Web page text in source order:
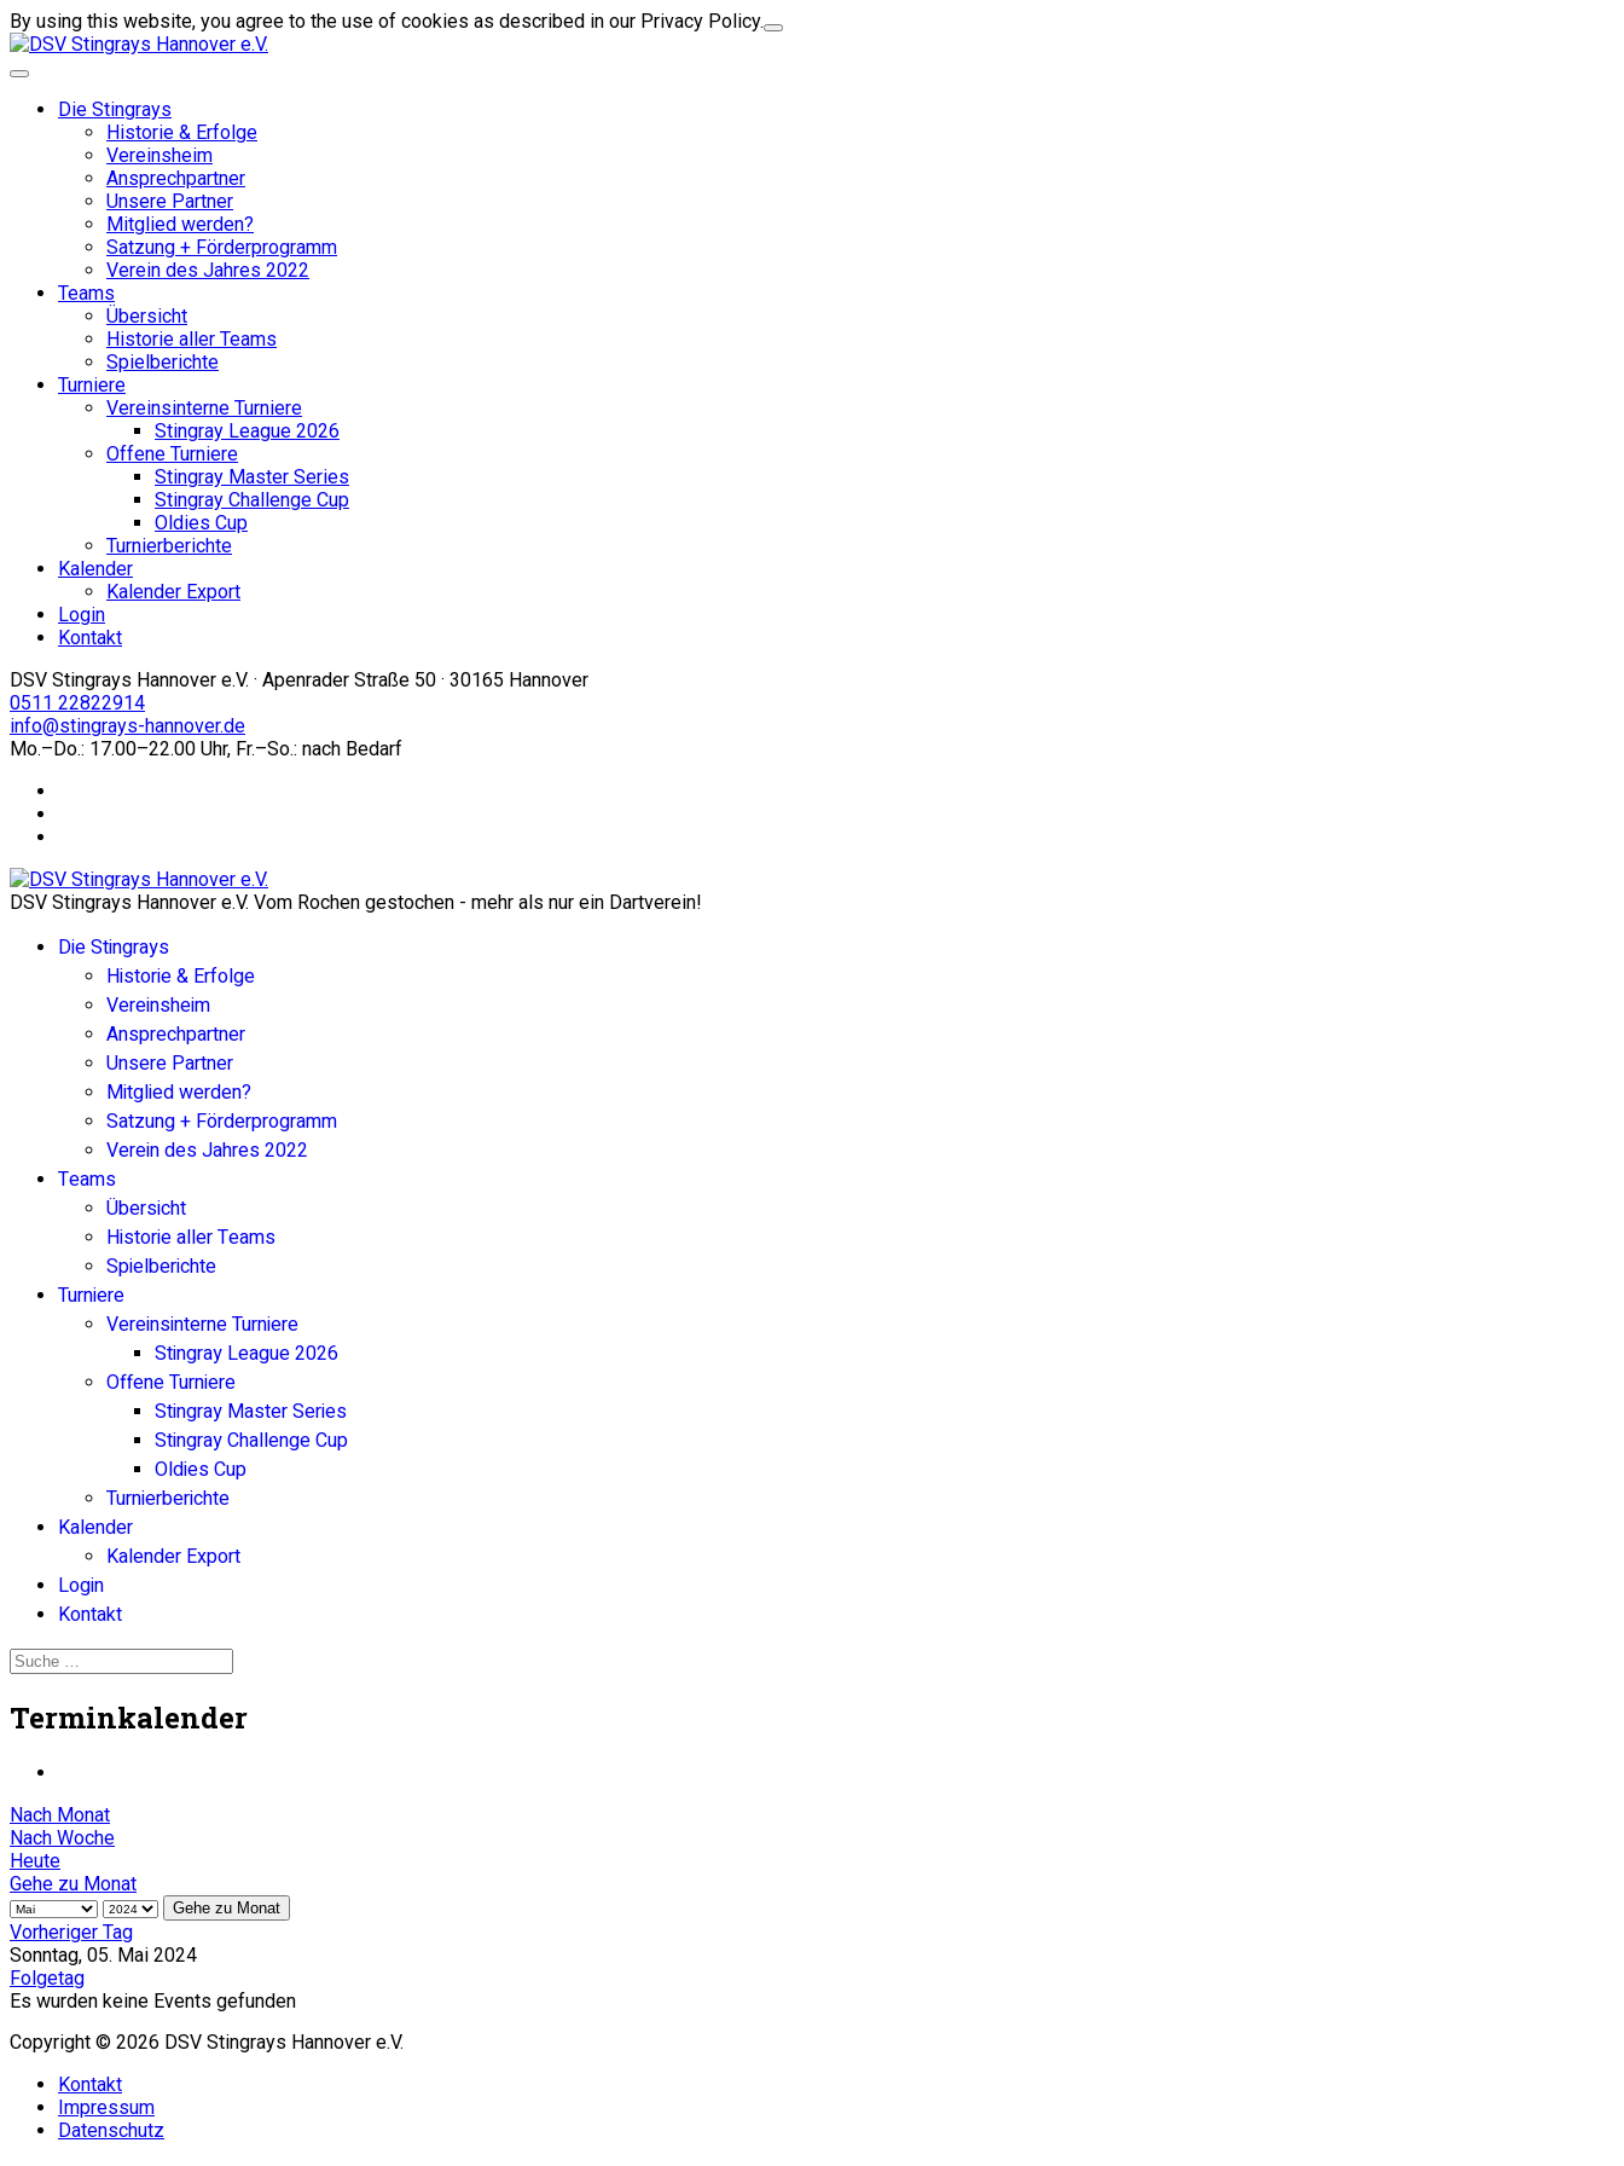
By using this website, you agree to the use of cookies as described in our Privacy Policy.
Die Stingrays
Historie & Erfolge
Vereinsheim
Ansprechpartner
Unsere Partner
Mitglied werden?
Satzung + Förderprogramm
Verein des Jahres 2022
Teams
Übersicht
Historie aller Teams
Spielberichte
Turniere
Vereinsinterne Turniere
Stingray League 2026
Offene Turniere
Stingray Master Series
Stingray Challenge Cup
Oldies Cup
Turnierberichte
Kalender
Kalender Export
Login
Kontakt
DSV Stingrays Hannover e.V. · Apenrader Straße 50 · 30165 Hannover
0511 22822914
info@stingrays-hannover.de
Mo.–Do.: 17.00–22.00 Uhr, Fr.–So.: nach Bedarf
DSV Stingrays Hannover e.V. Vom Rochen gestochen - mehr als nur ein Dartverein!
Die Stingrays
Historie & Erfolge
Vereinsheim
Ansprechpartner
Unsere Partner
Mitglied werden?
Satzung + Förderprogramm
Verein des Jahres 2022
Teams
Übersicht
Historie aller Teams
Spielberichte
Turniere
Vereinsinterne Turniere
Stingray League 2026
Offene Turniere
Stingray Master Series
Stingray Challenge Cup
Oldies Cup
Turnierberichte
Kalender
Kalender Export
Login
Kontakt
Terminkalender
Nach Monat
Nach Woche
Heute
Gehe zu Monat
Gehe zu Monat
Vorheriger Tag
Sonntag, 05. Mai 2024
Folgetag
Es wurden keine Events gefunden
Copyright © 2026 DSV Stingrays Hannover e.V.
Kontakt
Impressum
Datenschutz